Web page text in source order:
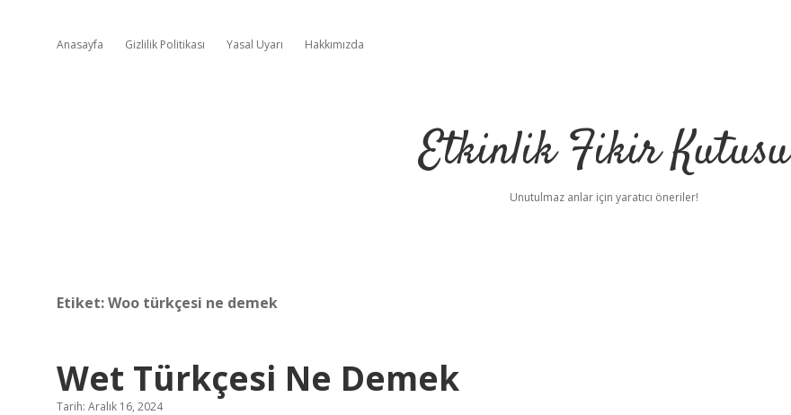
Anasayfa Gizlilik Politikası Yasal Uyarı Hakkımızda
Etkinlik Fikir Kutusu
Unutulmaz anlar için yaratıcı öneriler!
Etiket:Woo türkçesi ne demek
Wet Türkçesi Ne Demek
Tarih: Aralık 16, 2024